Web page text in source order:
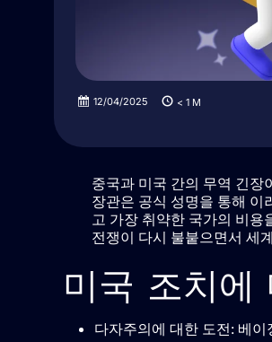
12/04/2025 < 1 M
중국과 미국 간의 무역 긴장
장관은 공식 성명을 통해 이
고 가장 취약한 국가의 비용
전쟁이 다시 불붙으면서 세
미국 조치
다자주의에 대한 도전: 베